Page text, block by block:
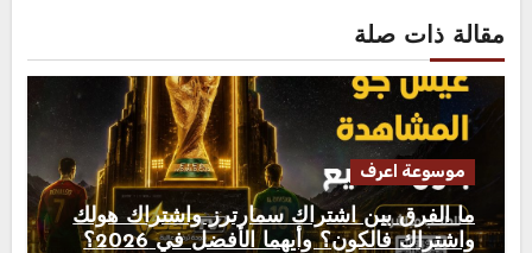
مقالة ذات صلة
موسوعة اعرف
ما الفرق بين اشتراك سمارترز واشتراك هولك
واشتراك فالكون؟ وأيهما الأفضل في 2026؟